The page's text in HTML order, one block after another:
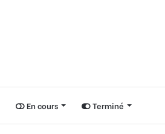
En cours Terminé